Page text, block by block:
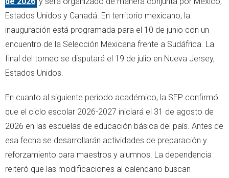
Estados Unidos y Canadá. En territorio mexicano, la
inauguración está programada para el 10 de junio con un
encuentro de la Selección Mexicana frente a Sudáfrica. La
final del torneo se disputará el 19 de julio en Nueva Jersey,
Estados Unidos.
En cuanto al siguiente periodo académico, la SEP confirmó
que el ciclo escolar 2026-2027 iniciará el 31 de agosto de
2026 en las escuelas de educación básica del país. Antes de
esa fecha se desarrollarán actividades de preparación y
reforzamiento para maestros y alumnos. La dependencia
reiteró que las modificaciones al calendario buscan